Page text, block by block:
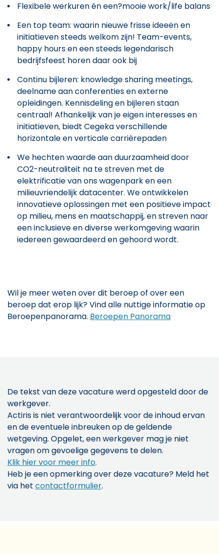
Flexibele werkuren én een?mooie work/life balans
Een top team: waarin nieuwe frisse ideeën en
initiatieven steeds welkom zijn! Team-events,
happy hours en een steeds legendarisch
bedrijfsfeest horen daar ook bij
Continu bijleren: knowledge sharing meetings,
deelname aan conferenties en externe
opleidingen. Kennisdeling en bijleren staan
centraal! Afhankelijk van je eigen interesses en
initiatieven, biedt Cegeka verschillende
horizontale en verticale carrièrepaden
We hechten waarde aan duurzaamheid door
CO2-neutraliteit na te streven met de
elektrificatie van ons wagenpark en een
milieuvriendelijk datacenter. We ontwikkelen
innovatieve oplossingen met een positieve impact
op milieu, mens en maatschappij, en streven naar
een inclusieve en diverse werkomgeving waarin
iedereen gewaardeerd en gehoord wordt.
Wil je meer weten over dit beroep of over een
beroep dat erop lijk? Vind alle nuttige informatie op
Beroepenpanorama. Beroepen Panorama
De tekst van deze vacature werd opgesteld door de
werkgever.
Actiris is niet verantwoordelijk voor de inhoud ervan
en de eventuele inbreuken op de geldende
wetgeving. Opgelet, een werkgever mag je niet
vragen om gevoelige gegevens te delen.
Klik hier voor meer info.
Heb je een opmerking over deze vacature? Meld het
via het contactformulier.